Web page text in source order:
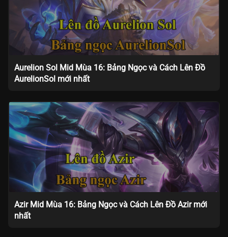
Aurelion Sol Mid Mùa 16: Bảng Ngọc và Cách Lên Đồ
AurelionSol mới nhất
Azir Mid Mùa 16: Bảng Ngọc và Cách Lên Đồ Azir mới
nhất